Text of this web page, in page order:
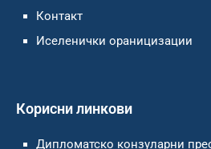
Контакт
Иселенички ораницизации
Корисни линкови
Дипломатско конзуларни